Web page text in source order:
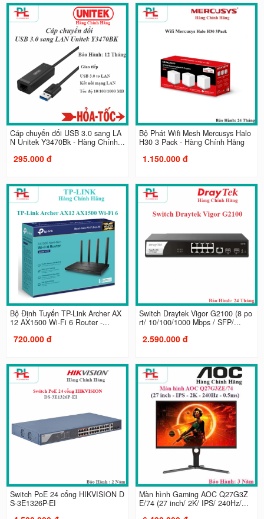
Cáp chuyển đổi USB 3.0 sang LA
N Unitek Y3470Bk - Hàng Chính...
295.000 đ
Bộ Phát Wifi Mesh Mercusys Halo
H30 3 Pack - Hàng Chính Hãng
1.150.000 đ
Bộ Định Tuyến TP-Link Archer AX
12 AX1500 Wi-Fi 6 Router -...
720.000 đ
Switch Draytek Vigor G2100 (8 po
rt/ 10/100/1000 Mbps / SFP/...
2.590.000 đ
Switch PoE 24 cổng HIKVISION D
S-3E1326P-EI
Màn hình Gaming AOC Q27G3Z
E/74 (27 inch/ 2K/ IPS/ 240Hz/...